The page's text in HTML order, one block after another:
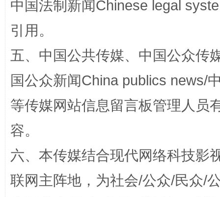
“蜀中异人”王建安的艺术幻境
中国法制新闻Chinese legal
引用。
五、中国公共传媒、中国公众传
国公众新闻China publics news/
等传媒网站信息留言板管理人员
容。
六、本传媒结合现代网络科技影
联网主阵地，为社会/公众/民众/